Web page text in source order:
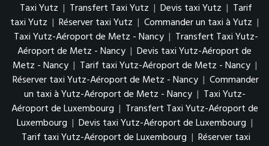
Taxi Yutz | Transfert Taxi Yutz | Devis taxi Yutz | Tarif
taxi Yutz | Réserver taxi Yutz | Commander un taxi à Yutz |
Taxi Yutz-Aéroport de Metz - Nancy | Transfert Taxi Yutz-
Aéroport de Metz - Nancy | Devis taxi Yutz-Aéroport de
Metz - Nancy | Tarif taxi Yutz-Aéroport de Metz - Nancy |
Réserver taxi Yutz-Aéroport de Metz - Nancy | Commander
un taxi à Yutz-Aéroport de Metz - Nancy | Taxi Yutz-
Aéroport de Luxembourg | Transfert Taxi Yutz-Aéroport de
Luxembourg | Devis taxi Yutz-Aéroport de Luxembourg |
Tarif taxi Yutz-Aéroport de Luxembourg | Réserver taxi